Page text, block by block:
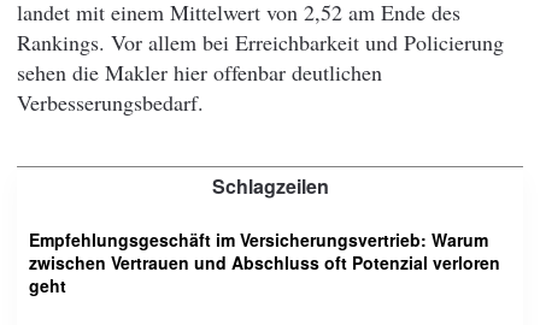
landet mit einem Mittelwert von 2,52 am Ende des
Rankings. Vor allem bei Erreichbarkeit und Policierung
sehen die Makler hier offenbar deutlichen
Verbesserungsbedarf.
Schlagzeilen
Empfehlungsgeschäft im Versicherungsvertrieb: Warum
zwischen Vertrauen und Abschluss oft Potenzial verloren
geht